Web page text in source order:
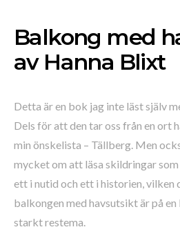
Balkong med
av Hanna Blixt
Detta är en bok jag inte läst själv
Dels för att den tar oss från en ort
min önskelista – Tällberg. Men
mycket om att läsa skildringar
ett i nutid och ett i historien, vilken
balkongen med havsutsikt är på en
starkt restema.